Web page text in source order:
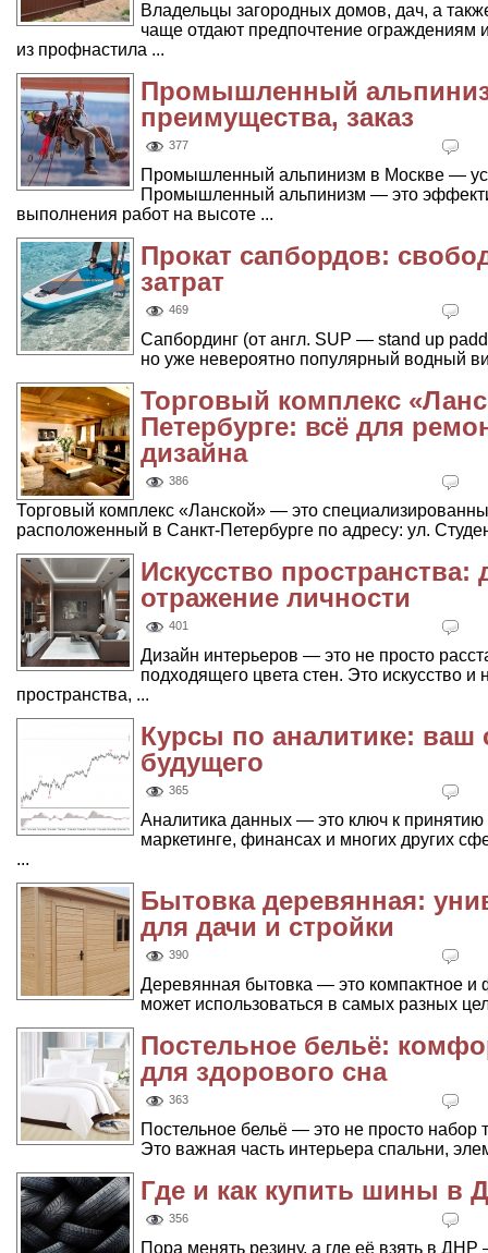
Владельцы загородных домов, дач, а
чаще отдают предпочтение ограждениям
из профнастила ...
Промышленный
преимущества, заказ
377
Промышленный альпинизм в Москве —
Промышленный альпинизм — это
выполнения работ на высоте ...
Прокат сапбордов:
затрат
469
Сапбординг (от англ. SUP — stand up
но уже невероятно популярный водный
Торговый комплекс
Петербурге: всё для
дизайна
386
Торговый комплекс «Ланской» — это
расположенный в Санкт-Петербурге по адресу: ул.
Искусство пространства:
отражение личности
401
Дизайн интерьеров — это не просто
подходящего цвета стен. Это искусство и
пространства, ...
Курсы по аналитике: ваш
будущего
365
Аналитика данных — это ключ к
маркетинге, финансах и многих других
...
Бытовка деревянная:
для дачи и стройки
390
Деревянная бытовка — это компактное и
может использоваться в самых разных
Постельное бельё:
для здорового сна
363
Постельное бельё — это не просто набор
Это важная часть интерьера спальни,
Где и как купить шины в
356
Пора менять резину, а где её взять в